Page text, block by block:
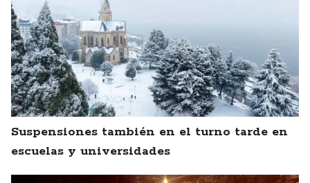
Suspensiones también en el turno tarde en
escuelas y universidades